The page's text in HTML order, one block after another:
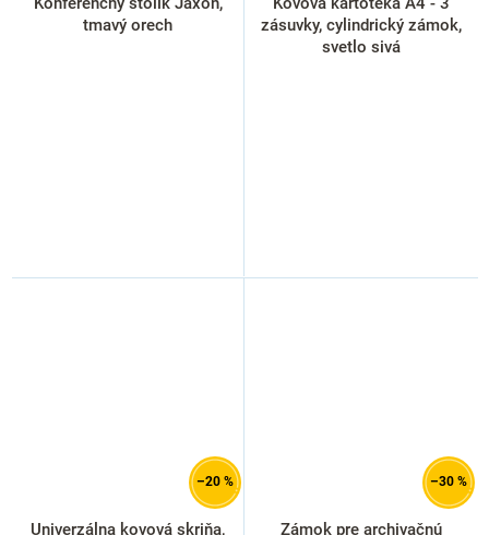
tmavý orech
zásuvky, cylindrický zámok,
svetlo sivá
–20 %
Univerzálna kovová skriňa,
–30 %
Zámok pre archivačnú